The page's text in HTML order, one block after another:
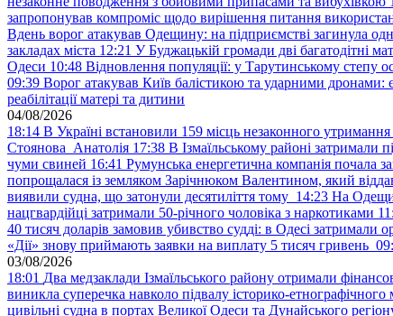
запропонував компроміс щодо вирішення питання
Вдень ворог атакував Одещину: на підприємстві загинула
закладах міста 12:21 У Буджацькій громади дві багатодітні
Одеси 10:48 Відновлення популяції: у Тарутинському степу
09:39 Ворог атакував Київ балістикою та ударними дронами:
реабілітації матері та дитини
04/08/2026
18:14 В Україні встановили 159 місць незаконного
Стоянова Анатолія 17:38 В Ізмаїльському районі затримали
чуми свиней 16:41 Румунська енергетична компанія почала
попрощалася із земляком Зарічнюком Валентином, який
виявили судна, що затонули десятиліття тому 14:23 На
нацгвардійці затримали 50-річного чоловіка з наркотиками
40 тисяч доларів замовив убивство судді: в Одесі затримали
«Дії» знову приймають заявки на виплату 5 тисяч гривень
03/08/2026
18:01 Два медзаклади Ізмаїльського району отримали
виникла суперечка навколо підвалу історико-етнографічного
цивільні судна в портах Великої Одеси та Дунайського